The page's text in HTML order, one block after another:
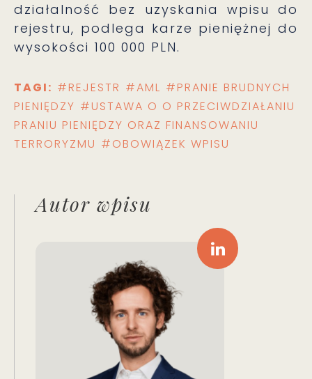
działalność bez uzyskania wpisu do
rejestru, podlega karze pieniężnej do
wysokości 100 000 PLN.
TAGI: #REJESTR #AML #PRANIE BRUDNYCH
PIENIĘDZY #USTAWA O O PRZECIWDZIAŁANIU
PRANIU PIENIĘDZY ORAZ FINANSOWANIU
TERRORYZMU #OBOWIĄZEK WPISU
Autor wpisu